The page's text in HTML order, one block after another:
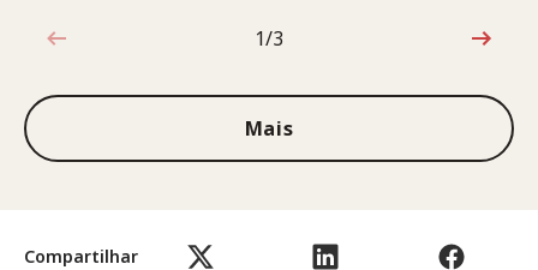
Compartilhar
1 de 3
1/3
Mais